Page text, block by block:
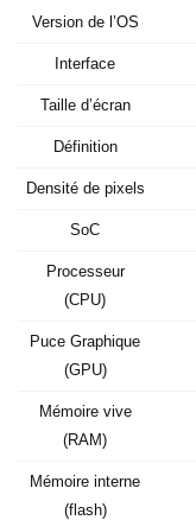
Version de l’OS
Interface
Taille d’écran
Définition
Densité de pixels
SoC
Processeur
(CPU)
Puce Graphique
(GPU)
Mémoire vive
(RAM)
Mémoire interne
(flash)